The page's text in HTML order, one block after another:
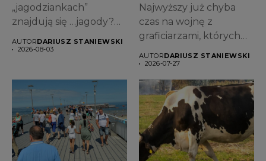
„jagodziankach”
znajdują się …jagody?
gatunku...
AUTORDARIUSZ STANIEWSKI
2026-08-03
Najwyższy już chyba
czas na wojnę z
graficiarzami, których
wiele...
AUTORDARIUSZ STANIEWSKI
2026-07-27